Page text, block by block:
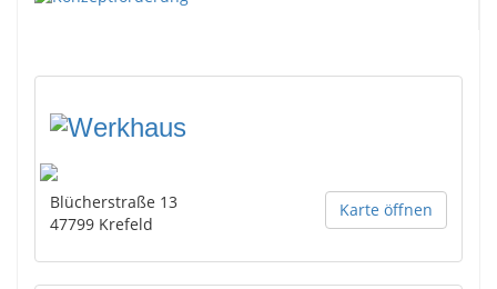
Karte öffnen
Blücherstraße 13
47799 Krefeld